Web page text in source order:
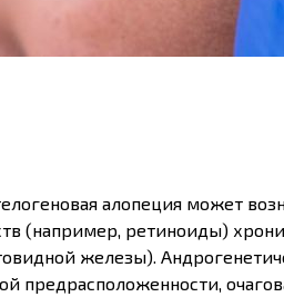
алопеция может
(например, ретиноиды)
железы).
предрасположенности,